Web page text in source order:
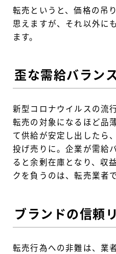
転売というと、価格の吊
思えますが、それ以外に
ます。
歪な需給バラン
新型コロナウイルスの流
転売の対象になるほど品
て供給が安定し出したら
投げ売りに。企業が需給
ると余剰在庫となり、収
クを負うのは、転売業者
ブランドの信頼
転売行為への非難は、業